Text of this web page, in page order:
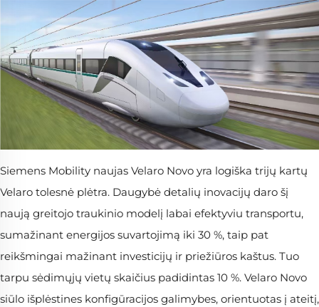
Siemens Mobility naujas Velaro Novo yra logiška trijų kartų
Velaro tolesnė plėtra. Daugybė detalių inovacijų daro šį
naują greitojo traukinio modelį labai efektyviu transportu,
sumažinant energijos suvartojimą iki 30 %, taip pat
reikšmingai mažinant investicijų ir priežiūros kaštus. Tuo
tarpu sėdimųjų vietų skaičius padidintas 10 %. Velaro Novo
siūlo išplėstines konfigūracijos galimybes, orientuotas į ateitį,